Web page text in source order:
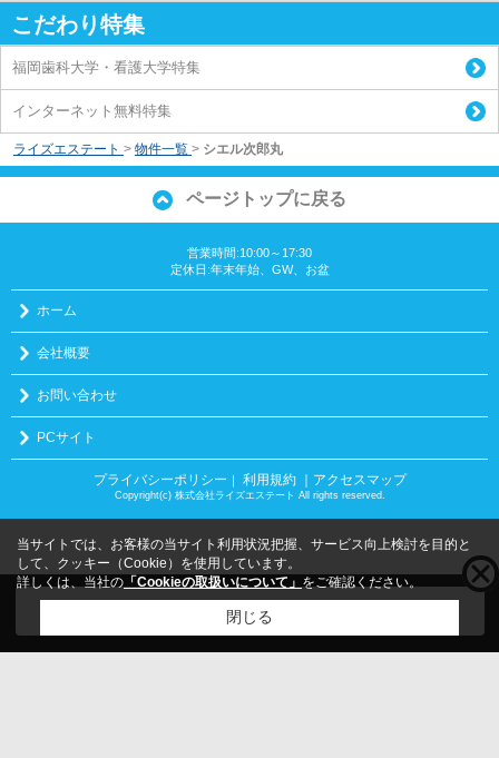
こだわり特集
福岡歯科大学・看護大学特集
インターネット無料特集
ライズエステート > 物件一覧 > シエル次郎丸
ページトップに戻る
営業時間:10:00～17:30
定休日:年末年始、GW、お盆
ホーム
会社概要
お問い合わせ
PCサイト
プライバシーポリシー 利用規約 ｜アクセスマップ
Copyright(c) 株式会社ライズエステート All rights reserved.
こちらの物件をご覧の方にお勧めな物件
当サイトでは、お客様の当サイト利用状況把握、サービス向上検討を目的と
して、クッキー（Cookie）を使用しています。
詳しくは、当社の 「Cookieの取扱いについて」 をご確認ください。
閉じる